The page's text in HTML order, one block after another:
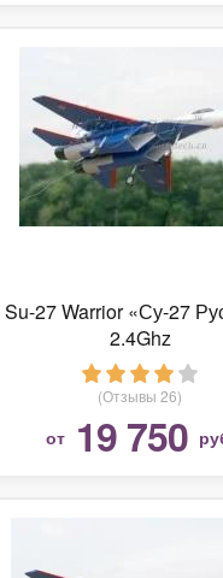
27 Warrior «Су-27
2.4Ghz
(Отзывы 26)
от 19 750